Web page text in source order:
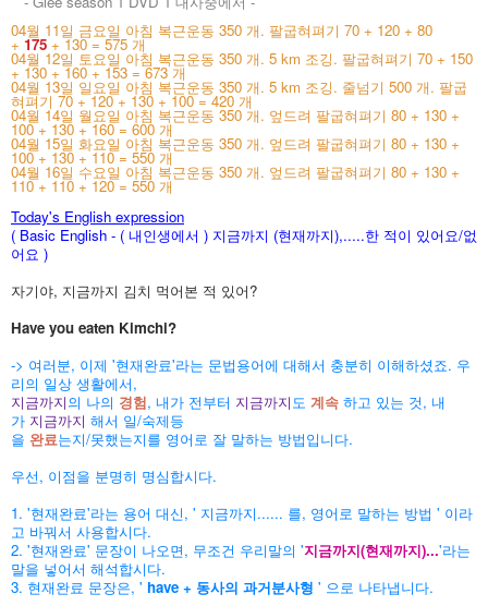
04월 11일 금요일 아침 복근운동 350 개. 팔굽혀펴기 70 + 120 + 80
+ 175 + 130 = 575 개
04월 12일 토요일 아침 복근운동 350 개. 5 km 조깅. 팔굽혀펴기 70 + 150
+ 130 + 160 + 153 = 673 개
04월 13일 일요일 아침 복근운동 350 개. 5 km 조깅. 줄넘기 500 개. 팔굽
혀펴기 70 + 120 + 130 + 100 = 420 개
04월 14일 월요일 아침 복근운동 350 개. 엎드려 팔굽혀펴기 80 + 130 +
100 + 130 + 160 = 600 개
04월 15일 화요일 아침 복근운동 350 개. 엎드려 팔굽혀펴기 80 + 130 +
100 + 130 + 110 = 550 개
04월 16일 수요일 아침 복근운동 350 개. 엎드려 팔굽혀펴기 80 + 130 +
110 + 110 + 120 = 550 개
Today's English expression
( Basic English - ( 내인생에서 ) 지금까지 (현재까지),.....한 적이 있어요/없
어요 )
자기야, 지금까지 김치 먹어본 적 있어?
Have you eaten Kimchi?
-> 여러분, 이제 '현재완료'라는 문법용어에 대해서 충분히 이해하셨죠. 우
리의 일상 생활에서,
지금까지의 나의 경험, 내가 전부터 지금까지 도 계속 하고 있는 것, 내
가 지금까지 해서 일/숙제등
을 완료는지/못했는지를 영어로 잘 말하는 방법입니다.
우선, 이점을 분명히 명심합시다.
1. '현재완료'라는 용어 대신, ' 지금까지...... 를, 영어로 말하는 방법 ' 이라
고 바꿔서 사용합시다.
2. '현재완료' 문장이 나오면, 무조건 우리말의 '지금까지(현재까지)...'라는
말을 넣어서 해석합시다.
3. 현재완료 문장은, ' have + 동사의 과거분사형 ' 으로 나타냅니다.